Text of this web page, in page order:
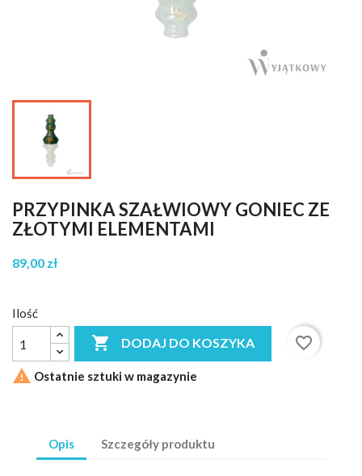
PRZYPINKA SZAŁWIOWY GONIEC ZE
ZŁOTYMI ELEMENTAMI
89,00 zł
Ilość
 DODAJ DO KOSZYKA
favorite_border
 Ostatnie sztuki w magazynie
Opis Szczegóły produktu